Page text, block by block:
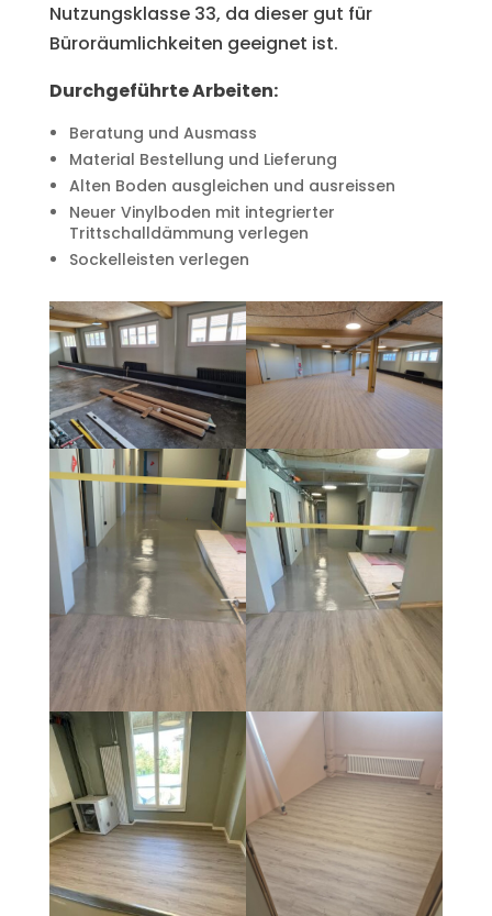
Nutzungsklasse 33, da dieser gut für
Büroräumlichkeiten geeignet ist.
Durchgeführte Arbeiten:
Beratung und Ausmass
Material Bestellung und Lieferung
Alten Boden ausgleichen und ausreissen
Neuer Vinylboden mit integrierter
Trittschalldämmung verlegen
Sockelleisten verlegen